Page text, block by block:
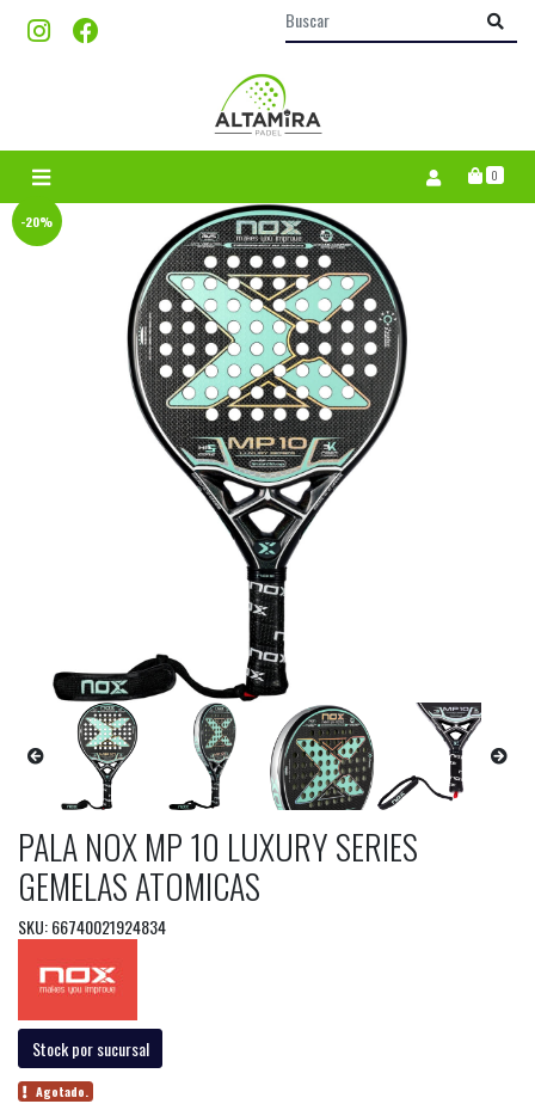
0
-20%
PALA NOX MP 10 LUXURY SERIES
GEMELAS ATOMICAS
SKU: 66740021924834
Stock por sucursal
Agotado.